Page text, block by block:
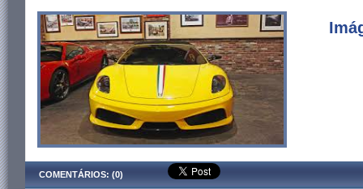
COMENTÁRIOS: (0)